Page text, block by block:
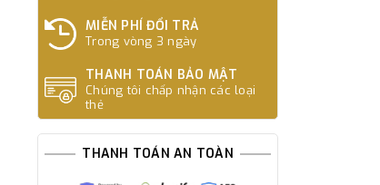
MIỄN PHÍ ĐỔI TRẢ
Trong vòng 3 ngày
THANH TOÁN BẢO MẬT
Chúng tôi chấp nhận các loại
thẻ
THANH TOÁN AN TOÀN